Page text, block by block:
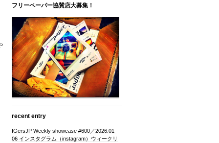
フリーペーパー協賛店大募集！
recent entry
IGersJP Weekly showcase #600／2026.01-
06 インスタグラム（instagram）ウィークリ